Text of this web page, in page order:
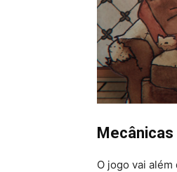
Mecânicas
O jogo vai